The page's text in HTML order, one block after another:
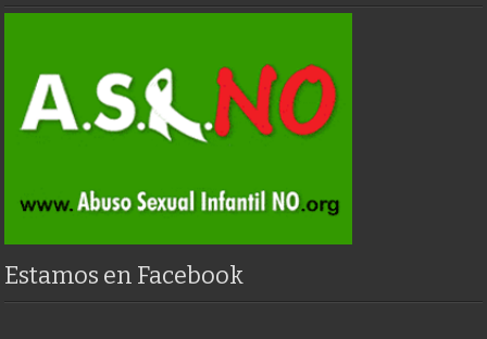
Estamos en Facebook